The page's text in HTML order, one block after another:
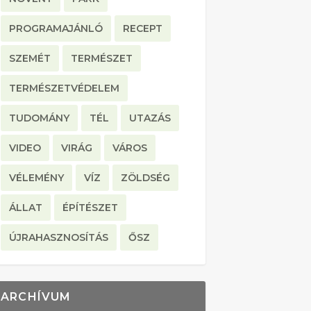
PROGRAMAJÁNLÓ RECEPT
SZEMÉT TERMÉSZET
TERMÉSZETVÉDELEM
TUDOMÁNY TÉL UTAZÁS
VIDEO VIRÁG VÁROS
VÉLEMÉNY VÍZ ZÖLDSÉG
ÁLLAT ÉPÍTÉSZET
ÚJRAHASZNOSÍTÁS ŐSZ
ARCHÍVUM